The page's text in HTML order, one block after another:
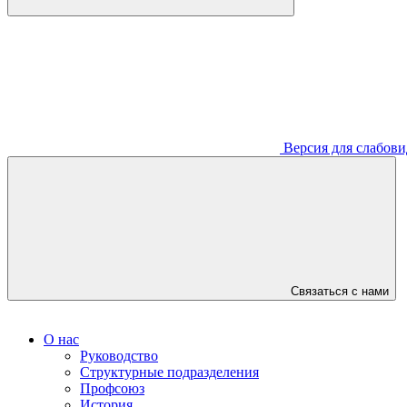
Версия для
Связаться с нами
О нас
Руководство
Структурные подразделения
Профсоюз